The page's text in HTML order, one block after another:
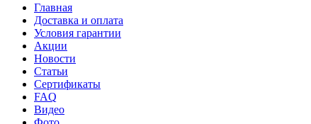
Главная
Доставка и оплата
Условия гарантии
Акции
Новости
Статьи
Сертификаты
FAQ
Видео